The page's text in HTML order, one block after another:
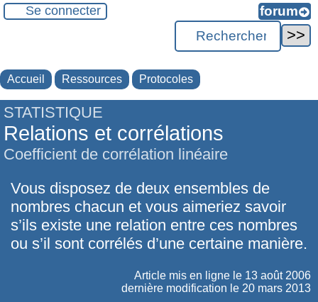
Se connecter
Accueil Ressources Protocoles
STATISTIQUE
Relations et corrélations
Coefficient de corrélation linéaire
Vous disposez de deux ensembles de
nombres chacun et vous aimeriez savoir
s’ils existe une relation entre ces nombres
ou s’il sont corrélés d’une certaine manière.
Article mis en ligne le 13 août 2006
dernière modification le 20 mars 2013